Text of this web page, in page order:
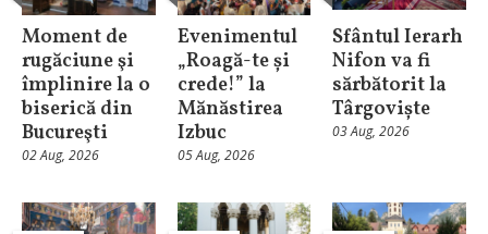
Moment de
rugăciune şi
împlinire la o
biserică din
Bucureşti
02 Aug, 2026
Evenimentul
„Roagă-te și
crede!” la
Mănăstirea
Izbuc
05 Aug, 2026
Sfântul Ierarh
Nifon va fi
sărbătorit la
Târgoviște
03 Aug, 2026